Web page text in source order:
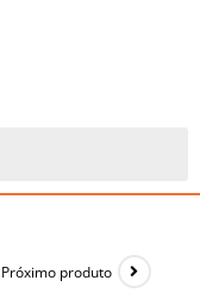
Próximo produto